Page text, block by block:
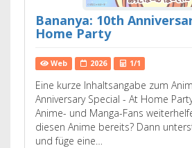
Bananya: 10th
Home Party
Web 2026 1/1
Eine kurze Inhaltsangabe zum
Anniversary Special - At Home
Anime- und Manga-Fans
diesen Anime bereits? Dann
und füge eine…